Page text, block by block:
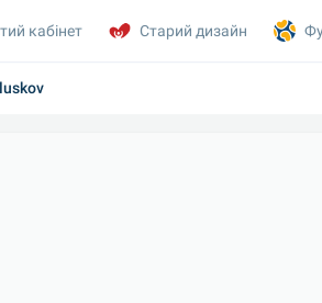
кабінет Старий дизайн